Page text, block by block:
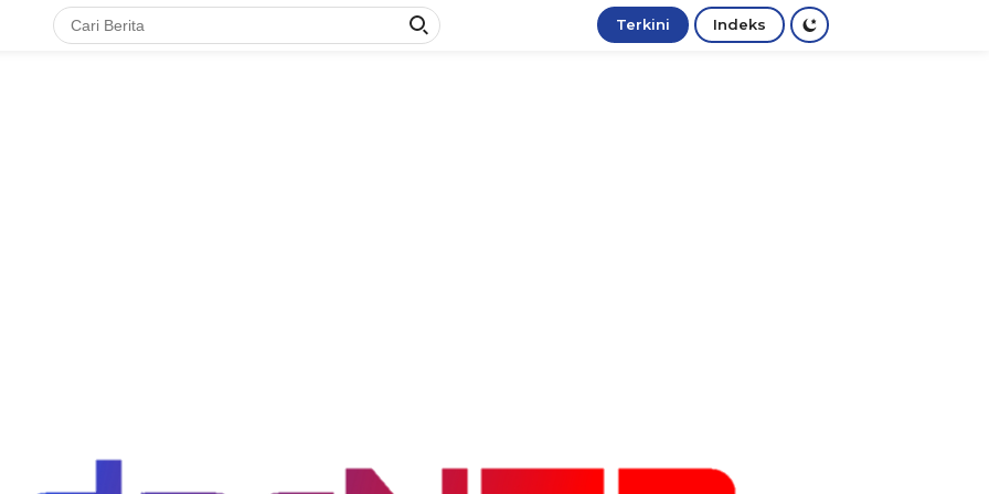
Terkini Indeks